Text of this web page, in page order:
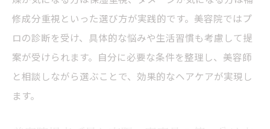
専売シャンプーの成分がもたらす髪への効
果
美容院で教わる成分重視のシャンプー選び
サロンシャンプーのコスパ最強説を検証
修成分重視といった選び方が実践的です。美容院ではプ
ロの診断を受け、具体的な悩みや生活習慣も考慮して提
案が受けられます。自分に必要な条件を整理し、美容師
と相談しながら選ぶことで、効果的なヘアケアが実現し
ます。